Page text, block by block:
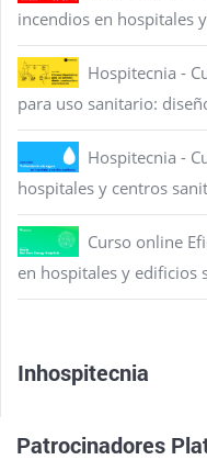
incendios en hospitales
Hospitecnia -
para uso sanitario:
Hospitecnia -
hospitales y centros
Curso online
en hospitales y edificios
Inhospitecnia
Patrocinadores